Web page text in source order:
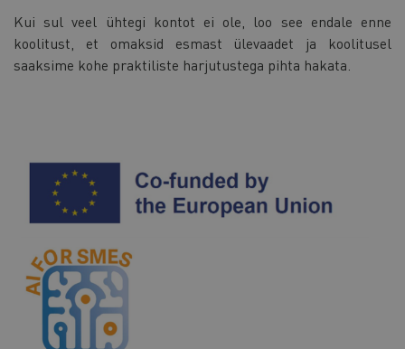
Kui sul veel ühtegi kontot ei ole, loo see endale enne
koolitust, et omaksid esmast ülevaadet ja koolitusel
saaksime kohe praktiliste harjutustega pihta hakata.